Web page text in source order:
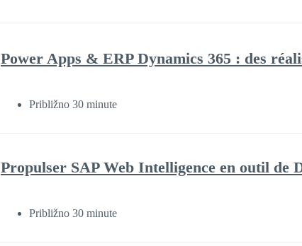
Power Apps & ERP Dynamics 365 : des
Približno 30 minute
Propulser SAP Web Intelligence en outil de
Približno 30 minute